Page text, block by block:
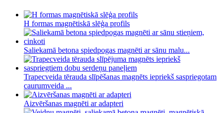
H formas magnētiskā slēģa profils
Saliekamā betona spiedpogas magnēti ar sānu malu...
Trapecveida tērauda slīpēšanas magnēts iepriekš saspriegotam
caurumveida ...
Aizvēršanas magnēti ar adapteri